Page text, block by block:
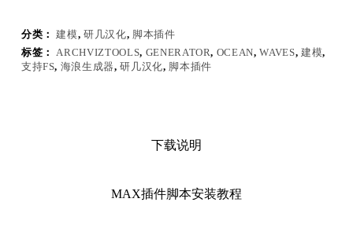
Generator
支
持
分类：建模,研几汉化, 脚本插件
标签：ARCHVIZTOOLS, GENERATOR, OCEAN,WAVES, 建模,
支持FS, 海浪生成器,研几汉化, 脚本插件
下载说明
MAX插件脚本安装教程